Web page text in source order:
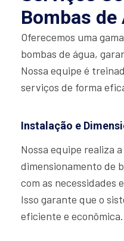
Bombas de
Oferecemos uma
bombas de água,
Nossa equipe é
serviços de forma
Instalação e
Nossa equipe realiza
dimensionamento de
com as necessidades
Isso garante que o
eficiente e econômica.